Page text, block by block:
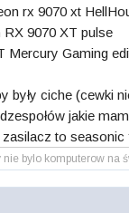
rx 9070 xt
RX 9070 XT pulse
Mercury Gaming
były ciche (cewki
jakie
to
nie bylo komputerow na